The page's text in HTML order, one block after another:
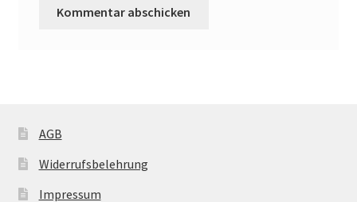
AGB
Widerrufsbelehrung
Impressum